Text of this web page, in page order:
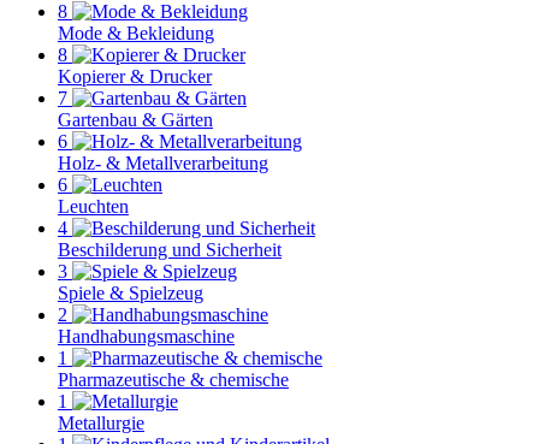
8
Mode & Bekleidung
8
Kopierer & Drucker
7
Gartenbau & Gärten
6
Holz- & Metallverarbeitung
6
Leuchten
4
Beschilderung und Sicherheit
3
Spiele & Spielzeug
2
Handhabungsmaschine
1
Pharmazeutische & chemische
1
Metallurgie